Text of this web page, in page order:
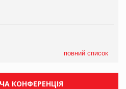
повний список
КОНФЕРЕНЦІЯ